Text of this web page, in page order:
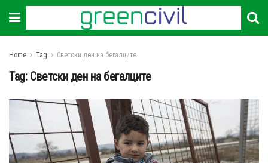
Home Tag Светски ден на бегалците
Tag: Светски ден на бегалците